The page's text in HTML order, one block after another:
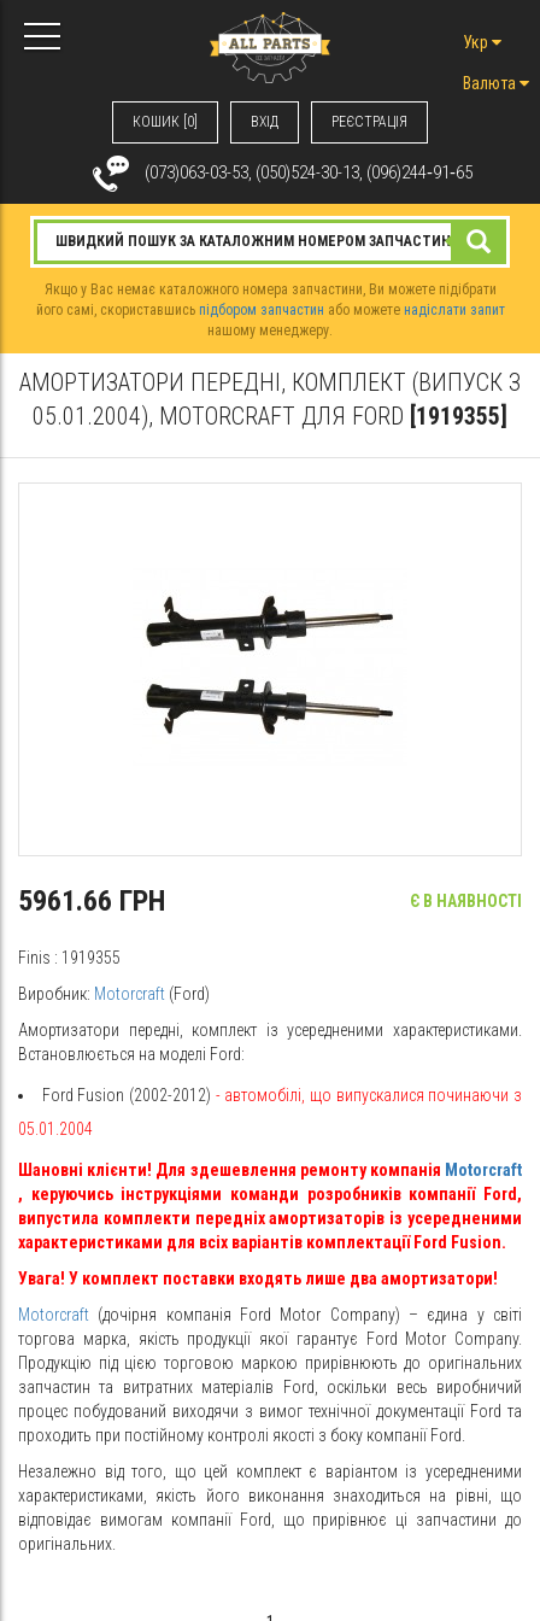
КОШИК [0] ВХIД РЕЄСТРАЦІЯ
Укр
Валюта
(073)063-03-53, (050)524-30-13, (096)244‑91‑65
Якщо у Вас немає каталожного номера запчастини, Ви можете підібрати
його самі, скориставшись підбором запчастин або можете надіслати запит
нашому менеджеру.
АМОРТИЗАТОРИ ПЕРЕДНІ, КОМПЛЕКТ (ВИПУСК З
05.01.2004), MOTORCRAFT ДЛЯ FORD [1919355]
5961.66 ГРН Є В НАЯВНОСТІ
Finis : 1919355
Виробник: Motorcraft (Ford)
Амортизатори передні, комплект із усередненими характеристиками.
Встановлюється на моделі Ford:
Ford Fusion (2002-2012) - автомобілі, що випускалися починаючи з
05.01.2004
Шановні клієнти! Для здешевлення ремонту компанія Motorcraft
, керуючись інструкціями команди розробників компанії Ford,
випустила комплекти передніх амортизаторів із усередненими
характеристиками для всіх варіантів комплектації Ford Fusion.
Увага! У комплект поставки входять лише два амортизатори!
Motorcraft (дочірня компанія Ford Motor Company) – єдина у світі
торгова марка, якість продукції якої гарантує Ford Motor Company.
Продукцію під цією торговою маркою прирівнюють до оригінальних
запчастин та витратних матеріалів Ford, оскільки весь виробничий
процес побудований виходячи з вимог технічної документації Ford та
проходить при постійному контролі якості з боку компанії Ford.
Незалежно від того, що цей комплект є варіантом із усередненими
характеристиками, якість його виконання знаходиться на рівні, що
відповідає вимогам компанії Ford, що прирівнює ці запчастини до
оригінальних.